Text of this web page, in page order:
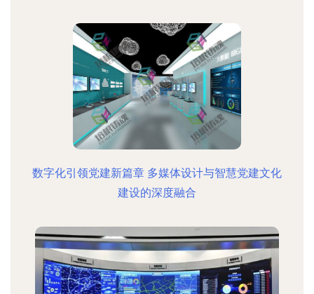
数字化引领党建新篇章 多媒体设计与智慧党建文化
建设的深度融合